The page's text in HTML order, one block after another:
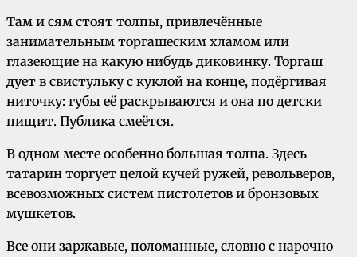
Там и сям стоят толпы, привлечённые
занимательным торгашеским хламом или
глазеющие на какую нибудь диковинку. Торгаш
дует в свистульку с куклой на конце, подёргивая
ниточку: губы её раскрываются и она по детски
пищит. Публика смеётся.
В одном месте особенно большая толпа. Здесь
татарин торгует целой кучей ружей, револьверов,
всевозможных систем пистолетов и бронзовых
мушкетов.
Все они заржавые, поломанные, словно с нарочно